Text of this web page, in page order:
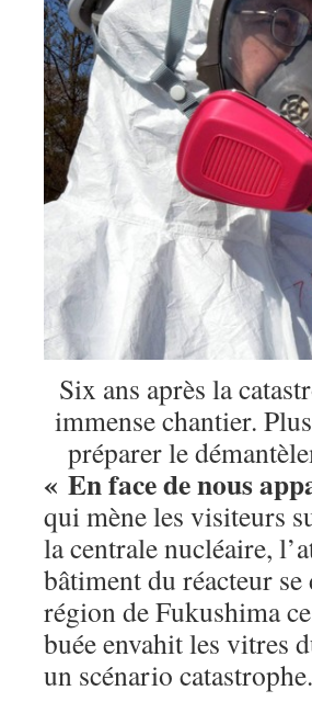
Six ans après la
immense chantier.
préparer le
« En face de nous
qui mène les visiteurs
la centrale nucléaire,
bâtiment du réacteur
région de Fukushima
buée envahit les vitres
un scénario catastrophe.